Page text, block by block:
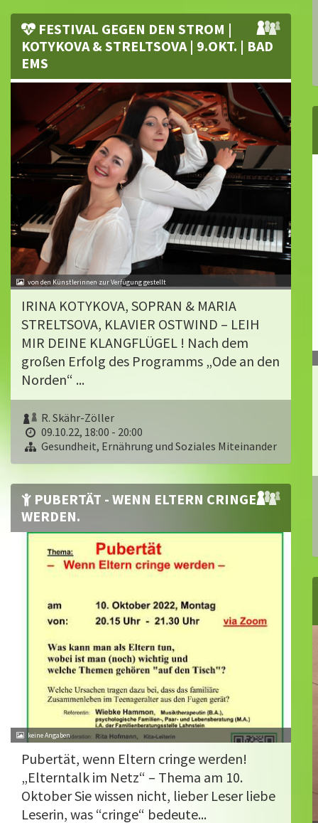
FESTIVAL GEGEN DEN STROM |
KOTYKOVA & STRELTSOVA | 9.OKT. | BAD
EMS
von den Künstlerinnen zur Verfügung gestellt
IRINA KOTYKOVA, SOPRAN & MARIA
STRELTSOVA, KLAVIER OSTWIND – LEIH
MIR DEINE KLANGFLÜGEL ! Nach dem
großen Erfolg des Programms „Ode an den
Norden“ ...
R. Skähr-Zöller
09.10.22, 18:00 - 20:00
Gesundheit, Ernährung und Soziales Miteinander
PUBERTÄT - WENN ELTERN CRINGE
WERDEN.
Pubertät, wenn Eltern cringe werden!
„Elterntalk im Netz“ – Thema am 10.
Oktober Sie wissen nicht, lieber Leser liebe
Leserin, was “cringe“ bedeute...